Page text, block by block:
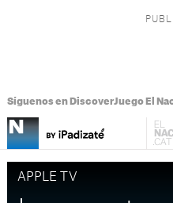
Síguenos en DiscoverJuego El
APPLE TV